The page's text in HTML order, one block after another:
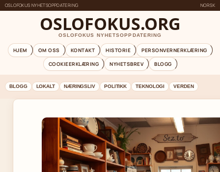
OSLOFOKUS NYHETSOPPDATERING NORSK
OSLOFOKUS.ORG
OSLOFOKUS NYHETSOPPDATERING
HJEM OM OSS KONTAKT HISTORIE
PERSONVERNERKLÆRING
COOKIEERKLÆRING
NYHETSBREV BLOGG
BLOGG LOKALT NÆRINGSLIV POLITIKK TEKNOLOGI VERDEN